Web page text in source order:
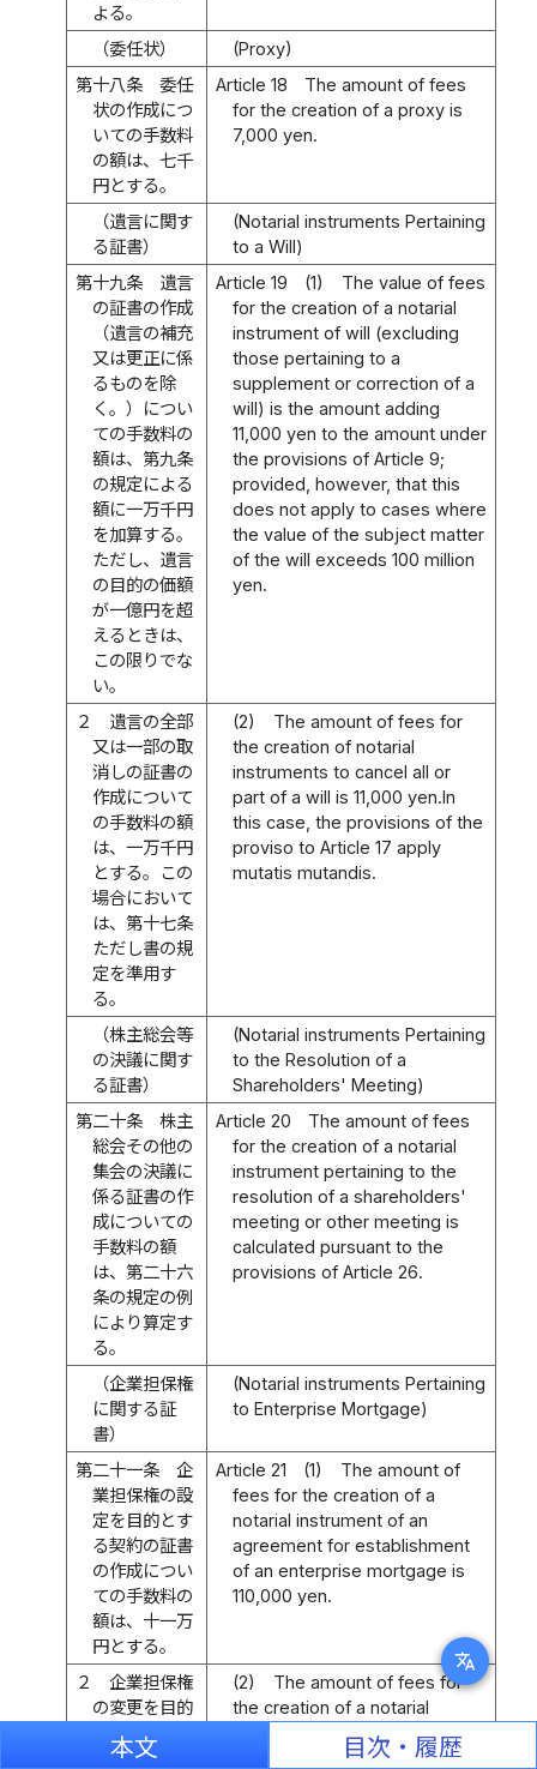
translate
よる。
（委任状）
(Proxy)
第十八条
委任
状の作成につ
いての手数料
の額は、七千
円とする。
Article 18
The amount of fees
for the creation of a proxy is
7,000 yen.
（遺言に関す
る証書）
(Notarial instruments Pertaining
to a Will)
第十九条
遺言
の証書の作成
（遺言の補充
又は更正に係
るものを除
く。）につい
ての手数料の
額は、第九条
の規定による
額に一万千円
を加算する。
ただし、遺言
の目的の価額
が一億円を超
えるときは、
この限りでな
い。
Article 19 (1)
The value of fees
for the creation of a notarial
instrument of will (excluding
those pertaining to a
supplement or correction of a
will) is the amount adding
11,000 yen to the amount under
the provisions of Article 9;
provided, however, that this
does not apply to cases where
the value of the subject matter
of the will exceeds 100 million
yen.
２
遺言の全部
又は一部の取
消しの証書の
作成について
の手数料の額
は、一万千円
とする。この
場合において
は、第十七条
ただし書の規
定を準用す
る。
(2)
The amount of fees for
the creation of notarial
instruments to cancel all or
part of a will is 11,000 yen.In
this case, the provisions of the
proviso to Article 17 apply
mutatis mutandis.
（株主総会等
の決議に関す
る証書）
(Notarial instruments Pertaining
to the Resolution of a
Shareholders' Meeting)
第二十条
株主
総会その他の
集会の決議に
係る証書の作
成についての
手数料の額
は、第二十六
条の規定の例
により算定す
る。
Article 20
The amount of fees
for the creation of a notarial
instrument pertaining to the
resolution of a shareholders'
meeting or other meeting is
calculated pursuant to the
provisions of Article 26.
（企業担保権
に関する証
書）
(Notarial instruments Pertaining
to Enterprise Mortgage)
第二十一条
企
業担保権の設
定を目的とす
る契約の証書
の作成につい
ての手数料の
額は、十一万
円とする。
Article 21 (1)
The amount of
fees for the creation of a
notarial instrument of an
agreement for establishment
of an enterprise mortgage is
110,000 yen.
２
企業担保権
の変更を目的
とする契約の
証書の作成に
(2)
The amount of fees for
the creation of a notarial
instrument of an agreement for
a change in an enterprise
本文 目次・履歴